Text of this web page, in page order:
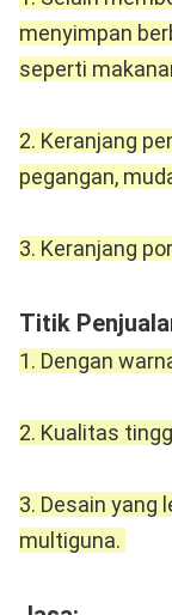
menyimpan
seperti
2. Keranjang
pegangan,
3. Keranjang
Titik
1. Dengan
2. Kualitas
3. Desain yang
multiguna.